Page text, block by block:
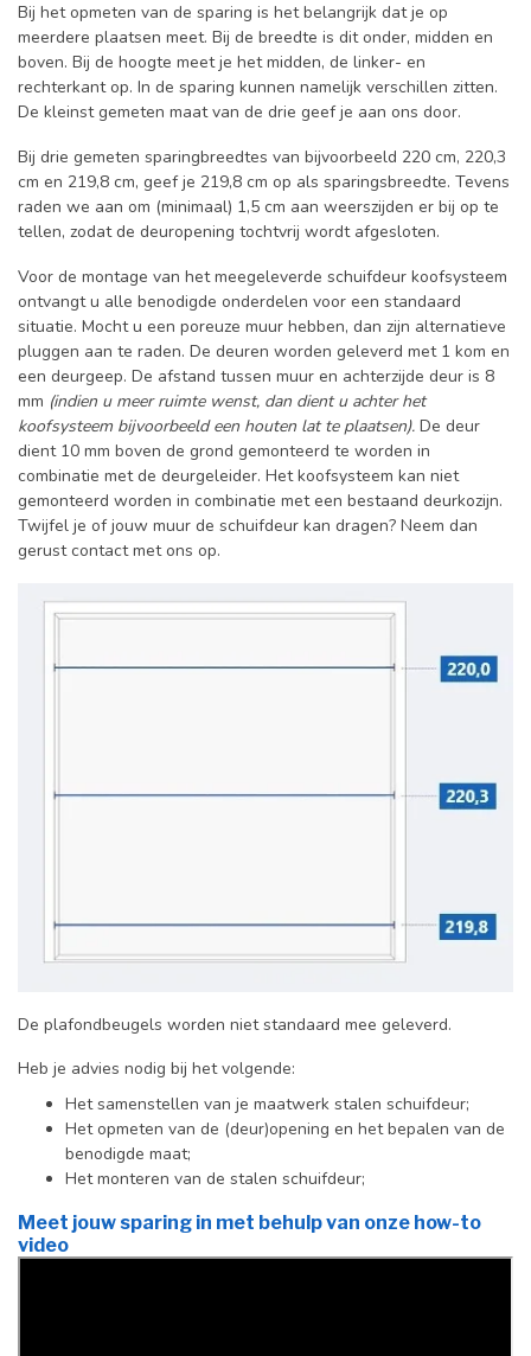
Bij het opmeten van de sparing is het belangrijk dat je op
meerdere plaatsen meet. Bij de breedte is dit onder, midden en
boven. Bij de hoogte meet je het midden, de linker- en
rechterkant op. In de sparing kunnen namelijk verschillen zitten.
De kleinst gemeten maat van de drie geef je aan ons door.
Bij drie gemeten sparingbreedtes van bijvoorbeeld 220 cm, 220,3
cm en 219,8 cm, geef je 219,8 cm op als sparingsbreedte. Tevens
raden we aan om (minimaal) 1,5 cm aan weerszijden er bij op te
tellen, zodat de deuropening tochtvrij wordt afgesloten.
Voor de montage van het meegeleverde schuifdeur koofsysteem
ontvangt u alle benodigde onderdelen voor een standaard
situatie. Mocht u een poreuze muur hebben, dan zijn alternatieve
pluggen aan te raden. De deuren worden geleverd met 1 kom en
een deurgeep. De afstand tussen muur en achterzijde deur is 8
mm (indien u meer ruimte wenst, dan dient u achter het
koofsysteem bijvoorbeeld een houten lat te plaatsen). De deur
dient 10 mm boven de grond gemonteerd te worden in
combinatie met de deurgeleider. Het koofsysteem kan niet
gemonteerd worden in combinatie met een bestaand deurkozijn.
Twijfel je of jouw muur de schuifdeur kan dragen? Neem dan
gerust contact met ons op.
De plafondbeugels worden niet standaard mee geleverd.
Heb je advies nodig bij het volgende:
Het samenstellen van je maatwerk stalen schuifdeur;
Het opmeten van de (deur)opening en het bepalen van de
benodigde maat;
Het monteren van de stalen schuifdeur;
Meet jouw sparing in met behulp van onze how-to
video